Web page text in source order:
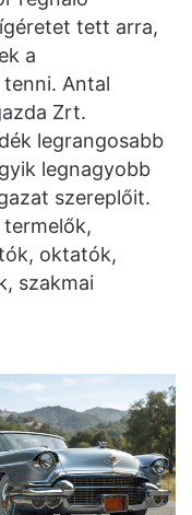
tett arra,
a
Antal
Zrt.
legrangosabb
legnagyobb
szereplőit.
oktatók,
szakmai